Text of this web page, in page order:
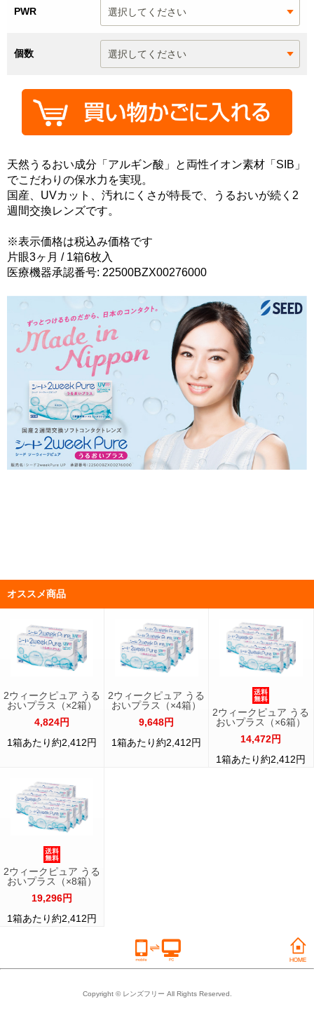
PWR
個数
天然うるおい成分「アルギン酸」と両性イオン素材「SIB」
でこだわりの保水力を実現。
国産、UVカット、汚れにくさが特長で、うるおいが続く2
週間交換レンズです。
※表示価格は税込み価格です
片眼3ヶ月 / 1箱6枚入
医療機器承認番号: 22500BZX00276000
オススメ商品
2ウィークピュア うる
おいプラス（×2箱）
4,824円
1箱あたり約2,412円
2ウィークピュア うる
おいプラス（×4箱）
9,648円
1箱あたり約2,412円
2ウィークピュア うる
おいプラス（×6箱）
14,472円
1箱あたり約2,412円
2ウィークピュア うる
おいプラス（×8箱）
19,296円
1箱あたり約2,412円
Copyright © レンズフリー All Rights Reserved.